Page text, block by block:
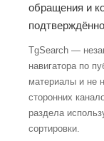
обращения и
TgSearch —
навигатора по
материалы и не
сторонних
раздела
сортировки.